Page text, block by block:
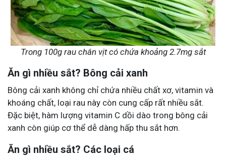
Trong 100g rau chân vịt có chứa khoảng 2.7mg sắt
Ăn gì nhiều sắt? Bông cải xanh
Bông cải xanh không chỉ chứa nhiều chất xơ, vitamin và
khoáng chất, loại rau này còn cung cấp rất nhiều sắt.
Đặc biệt, hàm lượng vitamin C dồi dào trong bông cải
xanh còn giúp cơ thể dễ dàng hấp thu sắt hơn.
Ăn gì nhiều sắt? Các loại cá